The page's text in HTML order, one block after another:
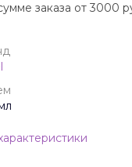
заказа от 3000